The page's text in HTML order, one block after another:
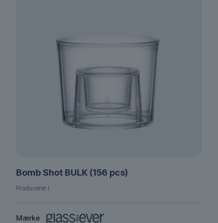
Bomb Shot BULK (156 pcs)
Produceret i:
Mærke